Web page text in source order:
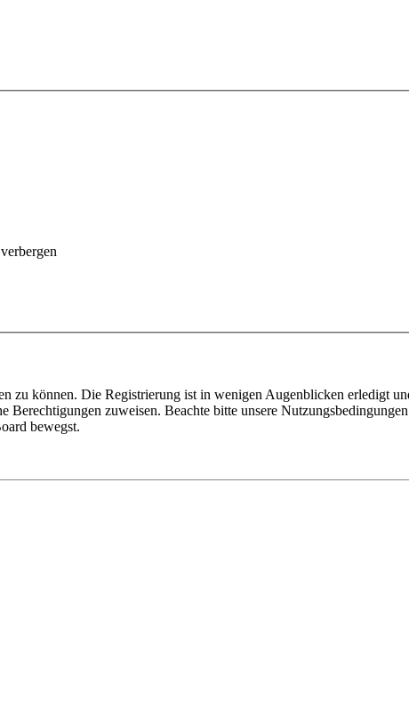
zu können. Die Registrierung ist in wenigen Augenblicken erledigt
Berechtigungen zuweisen. Beachte bitte unsere
bewegst.